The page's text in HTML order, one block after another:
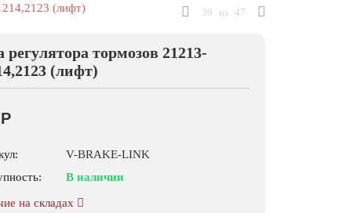
(лифт) 39 из 47
регулятора тормозов 21213-
(лифт)
Р
V-BRAKE-LINK
В наличии
на складах